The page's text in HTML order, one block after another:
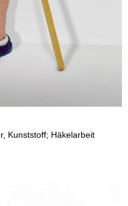
Kunststoff; Häkelarbeit